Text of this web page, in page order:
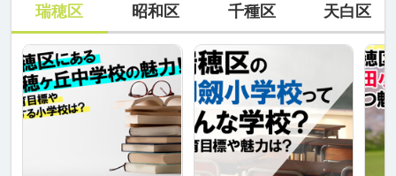
瑞穂区 昭和区 千種区 天白区